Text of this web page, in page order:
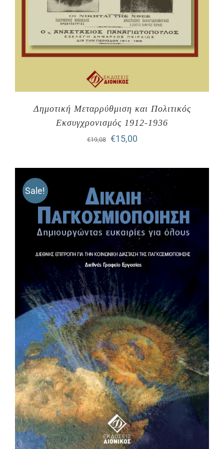
Δημοτική Μεταρρύθμιση και Πολιτικός
Εκσυγχρονισμός 1912-1936
€19,08
Original
€19,08.
€15,00Η
τιμή
είναι:
€15,00.
Sale!